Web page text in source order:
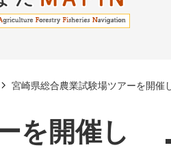
宮崎県総合農業試験場ツアーを開催
を開催し